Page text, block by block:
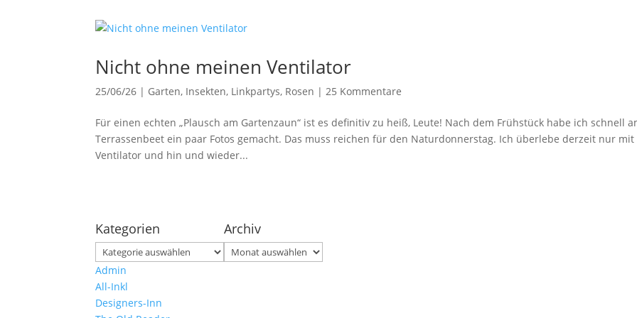
Nicht ohne meinen Ventilator
25/06/26 | Garten, Insekten, Linkpartys, Rosen |25 Kommentare
Für einen echten „Plausch am Gartenzaun“ ist es definitiv zu heiß, Leute! Nach dem Frühstück habe ich schnell
Terrassenbeet ein paar Fotos gemacht. Das muss reichen für den Naturdonnerstag. Ich überlebe derzeit nur mit
Ventilator und hin und wieder...
Kategorien
Kategorien
Archiv
Archiv
Admin
All-Inkl
Designers-Inn